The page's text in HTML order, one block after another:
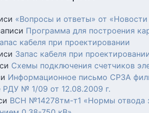
«Вопросы и ответы» от «Новости
Программа для построения
кабеля при проектировании
Запас кабеля при
Схемы подключения счетчиков
Информационное письмо СРЗА
РДУ № 1/09 от 12.08.2009 г.
ВСН №14278тм-т1 «Нормы отвода